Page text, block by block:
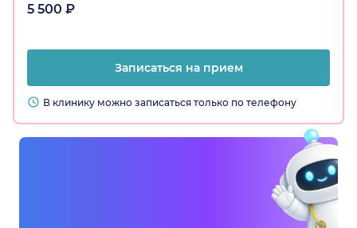
5 500 ₽
Записаться на прием
В клинику можно записаться только по телефону